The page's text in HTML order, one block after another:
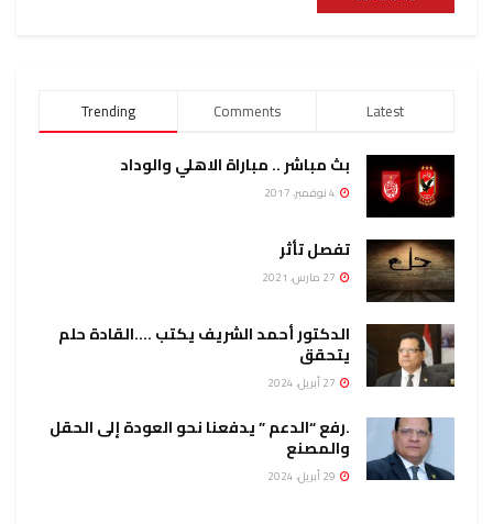
Trending Comments Latest
بث مباشر .. مباراة الاهلي والوداد
تفصل تأثر
الدكتور أحمد الشريف يكتب ….القادة حلم
يتحقق
.رفع “الدعم ” يدفعنا نحو العودة إلى الحقل
والمصنع